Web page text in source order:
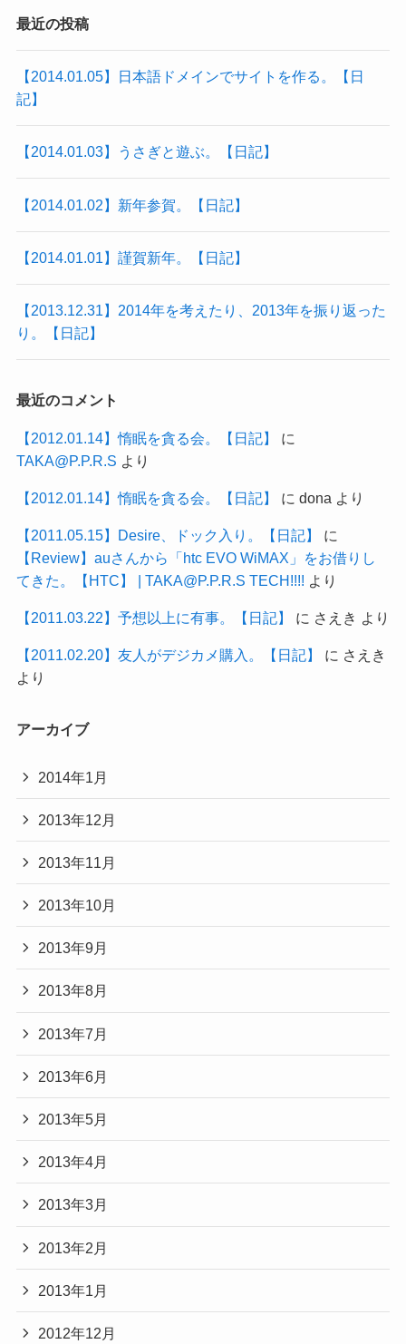
最近の投稿
【2014.01.05】日本語ドメインでサイトを作る。【日
記】
【2014.01.03】うさぎと遊ぶ。【日記】
【2014.01.02】新年参賀。【日記】
【2014.01.01】謹賀新年。【日記】
【2013.12.31】2014年を考えたり、2013年を振り返った
り。【日記】
最近のコメント
【2012.01.14】惰眠を貪る会。【日記】
に
TAKA@P.P.R.S より
【2012.01.14】惰眠を貪る会。【日記】 に dona より
【2011.05.15】Desire、ドック入り。【日記】
に
【Review】auさんから「htc EVO WiMAX」をお借りし
てきた。【HTC】 | TAKA@P.P.R.S TECH!!!! より
【2011.03.22】予想以上に有事。【日記】 に さえき より
【2011.02.20】友人がデジカメ購入。【日記】 に さえき
より
アーカイブ
2014年1月
2013年12月
2013年11月
2013年10月
2013年9月
2013年8月
2013年7月
2013年6月
2013年5月
2013年4月
2013年3月
2013年2月
2013年1月
2012年12月